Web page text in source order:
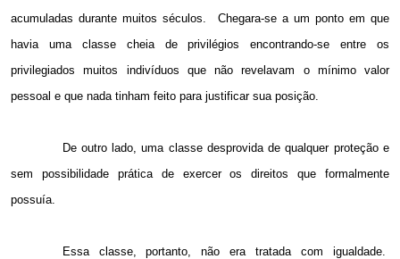
acumuladas durante muitos séculos.
Chegara-se a um ponto em que
havia uma classe cheia de privilégios encontrando-se entre os
privilegiados muitos indivíduos que não revelavam o mínimo valor
pessoal e que nada tinham feito para justificar sua posição.
De outro lado, uma classe desprovida de qualquer proteção e
sem possibilidade prática de exercer os direitos que formalmente
possuía.
Essa classe, portanto, não era tratada com igualdade.